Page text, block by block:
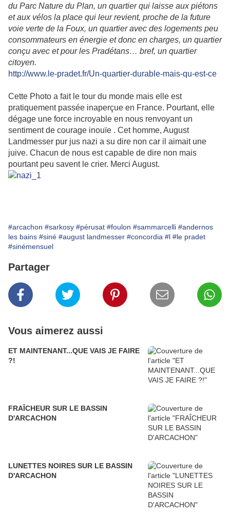
du Parc Nature du Plan, un quartier qui laisse aux piétons
et aux vélos la place qui leur revient, proche de la future
voie verte de la Foux, un quartier avec des logements peu
consommateurs en énergie et donc en charges, un quartier
conçu avec et pour les Pradétans… bref, un quartier
citoyen.
http://www.le-pradet.fr/Un-quartier-durable-mais-qu-est-ce
Cette Photo a fait le tour du monde mais elle est
pratiquement passée inaperçue en France. Pourtant, elle
dégage une force incroyable en nous renvoyant un
sentiment de courage inouïe . Cet homme, August
Landmesser pur jus nazi a su dire non car il aimait une
juive. Chacun de nous est capable de dire non mais
pourtant peu savent le crier. Merci August.
#arcachon #sarkosy #pérusat #foulon #sammarcelli #andernos
les bains #siné #august landmesser #concordia #l #le pradet
#sinémensuel
Partager
Vous aimerez aussi
ET MAINTENANT...QUE VAIS JE FAIRE
?!
FRAÎCHEUR SUR LE BASSIN
D'ARCACHON
LUNETTES NOIRES SUR LE BASSIN
D'ARCACHON